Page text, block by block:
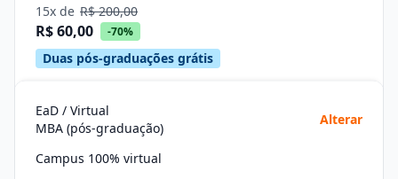
15x de R$ 200,00
R$ 60,00 -70%
Duas pós-graduações grátis
EaD / Virtual
MBA (pós-graduação)
Alterar
Campus 100% virtual